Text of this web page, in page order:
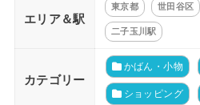
エリア＆駅
東京都 世田谷区
二子玉川駅
カテゴリー
かばん・小物
ショッピング